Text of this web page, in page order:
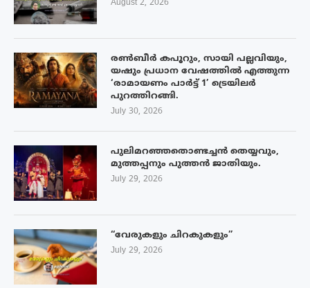
August 2, 2026
രൺബീർ കപൂറും, സായി പല്ലവിയും,
യഷും പ്രധാന വേഷത്തിൽ എത്തുന്ന
‘രാമായണം പാർട്ട് 1’ ട്രെയിലർ
പുറത്തിറങ്ങി.
July 30, 2026
പുലിമറഞ്ഞതൊണ്ടച്ചൻ തെയ്യവും,
മുത്തപ്പനും പുത്തൻ ജാതിയും.
July 29, 2026
“വേരുകളും ചിറകുകളും”
July 29, 2026